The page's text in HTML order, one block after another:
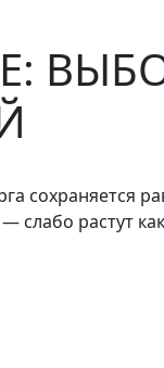
сохраняется
растут